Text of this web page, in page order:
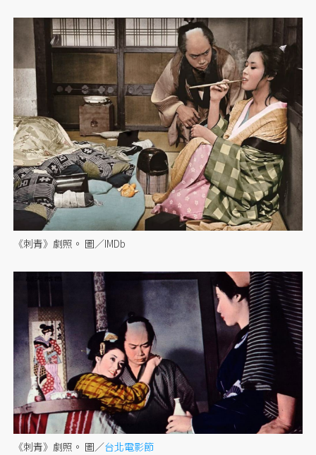
《刺青》劇照。 圖／IMDb
《刺青》劇照。 圖／台北電影節